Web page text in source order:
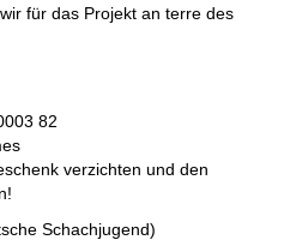
für das Projekt an terre des
82
verzichten und den
Schachjugend)